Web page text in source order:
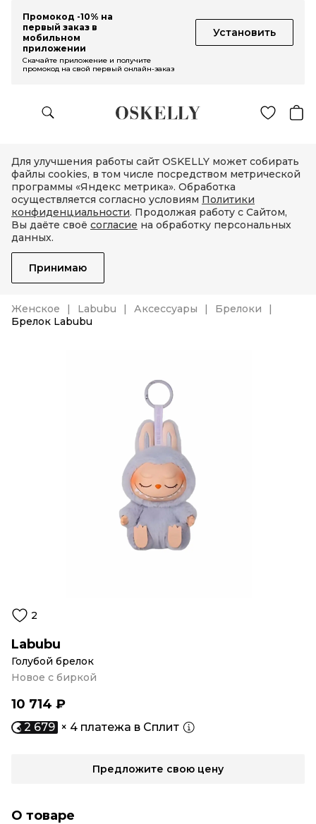
Промокод -10% на
первый заказ в
мобильном
приложении
Установить
Скачайте приложение и получите
промокод на свой первый онлайн-заказ
Для улучшения работы сайт OSKELLY может собирать
файлы cookies, в том числе посредством метрической
программы «Яндекс метрика». Обработка
осуществляется согласно условиям Политики
конфиденциальности. Продолжая работу с Сайтом,
Вы даёте своё согласие на обработку персональных
данных.
Принимаю
Женское Labubu Аксессуары
Брелоки
Брелок Labubu
2
Labubu
Голубой брелок
Новое с биркой
10 714 ₽
2 679 × 4 платежа в Сплит
Предложите свою цену
О товаре